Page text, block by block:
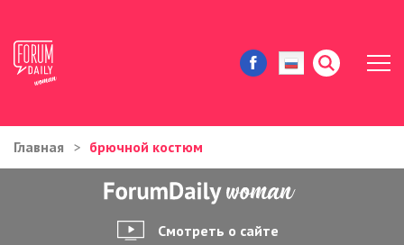
ЖИЗНЬ И ИСТОРИИ
ИММИГРАЦИЯ В США
Главная брючной костюм
Смотреть о сайте